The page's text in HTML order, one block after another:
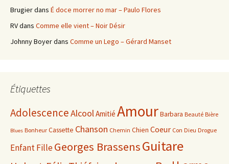
Brugierdans É doce morrer no mar – Paulo Flores
RVdans Comme elle vient – Noir Désir
Johnny Boyerdans Comme un Lego – Gérard Manset
Étiquettes
AdolescenceAlcoolAmitié AmourBarbara Beauté Bière
Blues Bonheur Cassette Chanson Chemin Chien Coeur Con Dieu Drogue
EnfantFilleGeorges BrassensGuitare